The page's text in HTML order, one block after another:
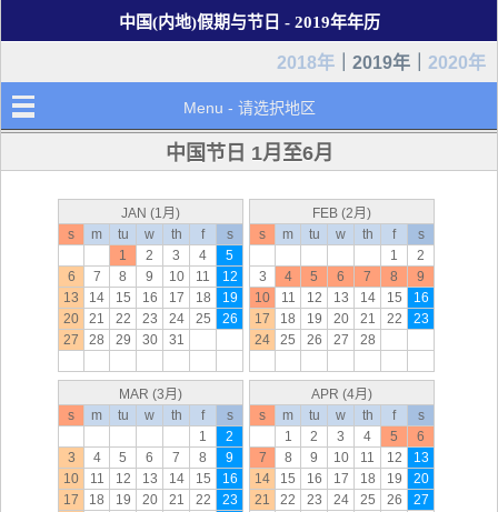
中国(内地)假期与节日 - 2019年年历
2018年 ｜2019年｜ 2020年
Menu - 请选択地区
中国节日 1月至6月
JAN (1月)
s
m tu w th f
s
1
2 3 4
5
6
7 8 9 10 11
12
13
14 15 16 17 18
19
20
21 22 23 24 25
26
27
28 29 30 31
FEB (2月)
s
m tu w th f
s
1
2
3
4 5 6 7 8
9
10
11 12 13 14 15
16
17
18 19 20 21 22
23
24
25 26 27 28
MAR (3月)
s
m tu w th f
s
1
2
3
4 5 6 7 8
9
10
11 12 13 14 15
16
17
18 19 20 21 22
23
APR (4月)
s
m tu w th f
s
1
2 3 4 5
6
7
8 9 10 11 12
13
14
15 16 17 18 19
20
21
22 23 24 25 26
27